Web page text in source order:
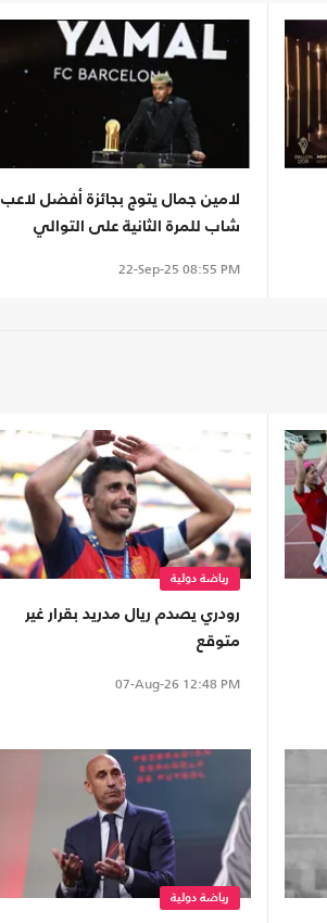
لامين جمال يتوج بجائزة أفضل لاعب
شاب للمرة الثانية على التوالي
22-Sep-25 08:55 PM
رياضة دولية
رودري يصدم ريال مدريد بقرار غير
متوقع
07-Aug-26 12:48 PM
رياضة دولية